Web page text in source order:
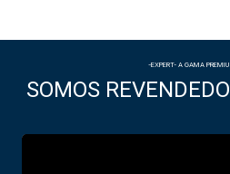
-EXPERT- A GAMA
SOMOS